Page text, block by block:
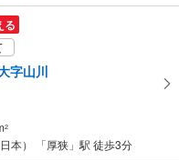
る
字山川
2
本） 「厚狭」駅 徒歩3分